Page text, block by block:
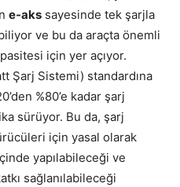
e-aks sayesinde tek şarjla
ve bu da araçta önemli
için yer açıyor.
Şarj Sistemi) standardına
%80’e kadar şarj
sürüyor. Bu da, şarj
için yasal olarak
yapılabileceği ve
sağlanılabileceği